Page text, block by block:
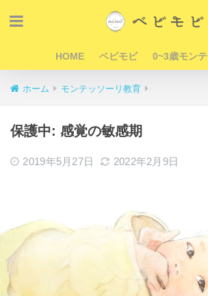
HOME ベビモビ 0~3歳モンテ
ホーム モンテッソーリ教育
保護中: 感覚の敏感期
2019年5月27日 2022年2月9日